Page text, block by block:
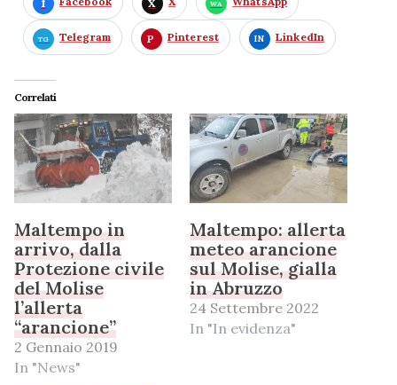
Telegram Pinterest LinkedIn
Correlati
Maltempo in
arrivo, dalla
Protezione civile
del Molise
l’allerta
“arancione”
2 Gennaio 2019
In "News"
Maltempo: allerta
meteo arancione
sul Molise, gialla
in Abruzzo
24 Settembre 2022
In "In evidenza"